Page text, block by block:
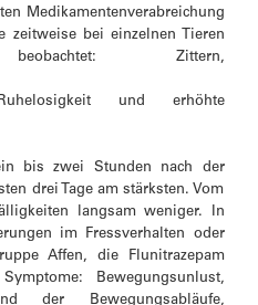
Medikamentenverabreichung
zeitweise bei einzelnen Tieren
Zittern,
Ruhelosigkeit und erhöhte
bis zwei Stunden nach der
drei Tage am stärksten. Vom
langsam weniger. In
im Fressverhalten oder
Affen, die Flunitrazepam
Bewegungsunlust,
der Bewegungsabläufe,